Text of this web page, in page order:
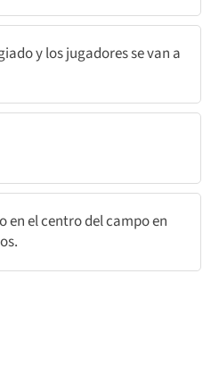
y los jugadores se van a
en el centro del campo en